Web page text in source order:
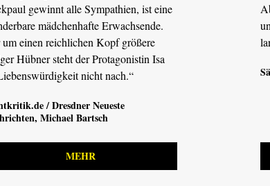
gewinnt alle Sympathien, ist eine
mädchenhafte Erwachsende.
einen reichlichen Kopf größere
Hübner steht der Protagonistin Isa
nicht nach.“
/ Dresdner Neueste
, Michael Bartsch
MEHR